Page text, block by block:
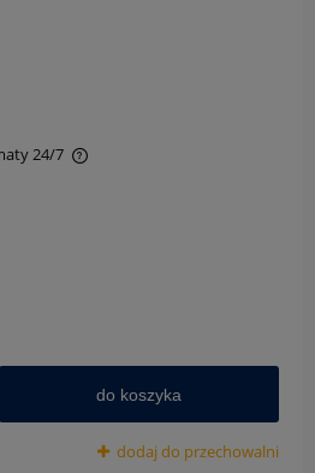
24/7
kosztów płatności
do koszyka
dodaj do przechowalni